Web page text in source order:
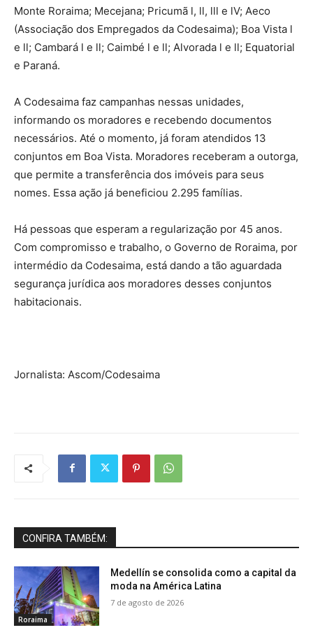
Monte Roraima; Mecejana; Pricumã l, ll, lll e lV; Aeco
(Associação dos Empregados da Codesaima); Boa Vista l
e ll; Cambará l e ll; Caimbé l e ll; Alvorada l e ll; Equatorial
e Paraná.
A Codesaima faz campanhas nessas unidades,
informando os moradores e recebendo documentos
necessários. Até o momento, já foram atendidos 13
conjuntos em Boa Vista. Moradores receberam a outorga,
que permite a transferência dos imóveis para seus
nomes. Essa ação já beneficiou 2.295 famílias.
Há pessoas que esperam a regularização por 45 anos.
Com compromisso e trabalho, o Governo de Roraima, por
intermédio da Codesaima, está dando a tão aguardada
segurança jurídica aos moradores desses conjuntos
habitacionais.
Jornalista: Ascom/Codesaima
CONFIRA TAMBÉM:
Roraima
Medellín se consolida como a capital da
moda na América Latina
7 de agosto de 2026